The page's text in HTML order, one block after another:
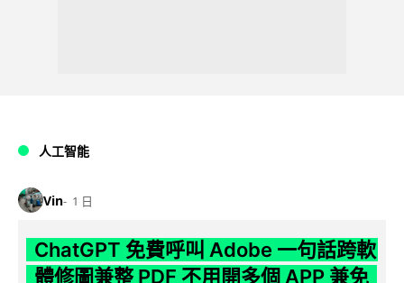
人工智能
Vin 1 日
ChatGPT 免費呼叫 Adobe 一句話跨軟
體修圖兼整 PDF 不用開多個 APP 兼免